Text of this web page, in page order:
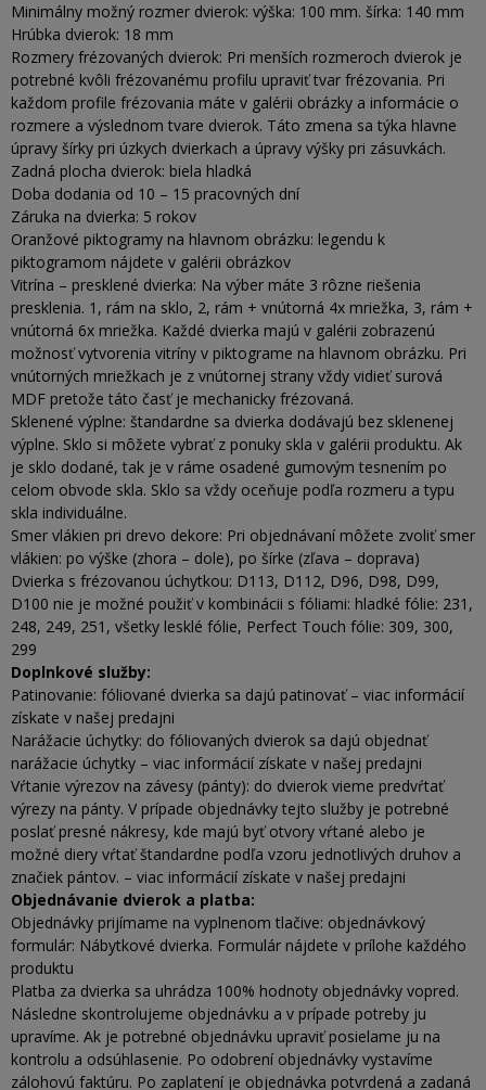
Minimálny možný rozmer dvierok: výška: 100 mm. šírka: 140 mm
Hrúbka dvierok: 18 mm
Rozmery frézovaných dvierok: Pri menších rozmeroch dvierok je
potrebné kvôli frézovanému profilu upraviť tvar frézovania. Pri
každom profile frézovania máte v galérii obrázky a informácie o
rozmere a výslednom tvare dvierok. Táto zmena sa týka hlavne
úpravy šírky pri úzkych dvierkach a úpravy výšky pri zásuvkách.
Zadná plocha dvierok: biela hladká
Doba dodania od 10 – 15 pracovných dní
Záruka na dvierka: 5 rokov
Oranžové piktogramy na hlavnom obrázku: legendu k
piktogramom nájdete v galérii obrázkov
Vitrína – presklené dvierka: Na výber máte 3 rôzne riešenia
presklenia. 1, rám na sklo, 2, rám + vnútorná 4x mriežka, 3, rám +
vnútorná 6x mriežka. Každé dvierka majú v galérii zobrazenú
možnosť vytvorenia vitríny v piktograme na hlavnom obrázku. Pri
vnútorných mriežkach je z vnútornej strany vždy vidieť surová
MDF pretože táto časť je mechanicky frézovaná.
Sklenené výplne: štandardne sa dvierka dodávajú bez sklenenej
výplne. Sklo si môžete vybrať z ponuky skla v galérii produktu. Ak
je sklo dodané, tak je v ráme osadené gumovým tesnením po
celom obvode skla. Sklo sa vždy oceňuje podľa rozmeru a typu
skla individuálne.
Smer vlákien pri drevo dekore: Pri objednávaní môžete zvoliť smer
vlákien: po výške (zhora – dole), po šírke (zľava – doprava)
Dvierka s frézovanou úchytkou: D113, D112, D96, D98, D99,
D100 nie je možné použiť v kombinácii s fóliami: hladké fólie: 231,
248, 249, 251, všetky lesklé fólie, Perfect Touch fólie: 309, 300,
299
Doplnkové služby:
Patinovanie: fóliované dvierka sa dajú patinovať – viac informácií
získate v našej predajni
Narážacie úchytky: do fóliovaných dvierok sa dajú objednať
narážacie úchytky – viac informácií získate v našej predajni
Vŕtanie výrezov na závesy (pánty): do dvierok vieme predvŕtať
výrezy na pánty. V prípade objednávky tejto služby je potrebné
poslať presné nákresy, kde majú byť otvory vŕtané alebo je
možné diery vŕtať štandardne podľa vzoru jednotlivých druhov a
značiek pántov. – viac informácií získate v našej predajni
Objednávanie dvierok a platba:
Objednávky prijímame na vyplnenom tlačive: objednávkový
formulár: Nábytkové dvierka. Formulár nájdete v prílohe každého
produktu
Platba za dvierka sa uhrádza 100% hodnoty objednávky vopred.
Následne skontrolujeme objednávku a v prípade potreby ju
upravíme. Ak je potrebné objednávku upraviť posielame ju na
kontrolu a odsúhlasenie. Po odobrení objednávky vystavíme
zálohovú faktúru. Po zaplatení je objednávka potvrdená a zadaná